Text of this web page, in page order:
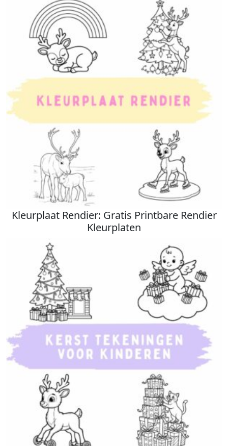
Kleurplaat Rendier: Gratis Printbare Rendier
Kleurplaten